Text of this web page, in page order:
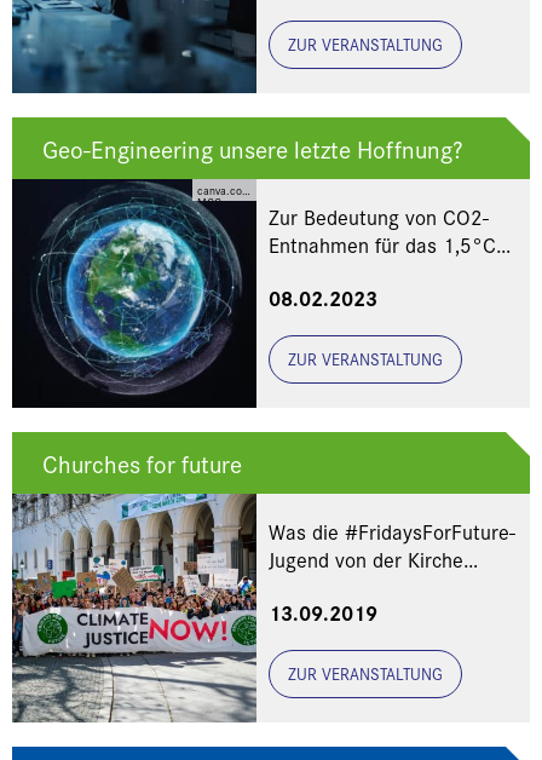
ZUR VERANSTALTUNG
canva.com
MCC
Geo-Engineering unsere letzte Hoffnung?
Zur Bedeutung von CO2-
Entnahmen für das 1,5°C
08.02.2023
ZUR VERANSTALTUNG
Churches for future
Was die #FridaysForFuture-
Jugend von der Kirche
13.09.2019
ZUR VERANSTALTUNG